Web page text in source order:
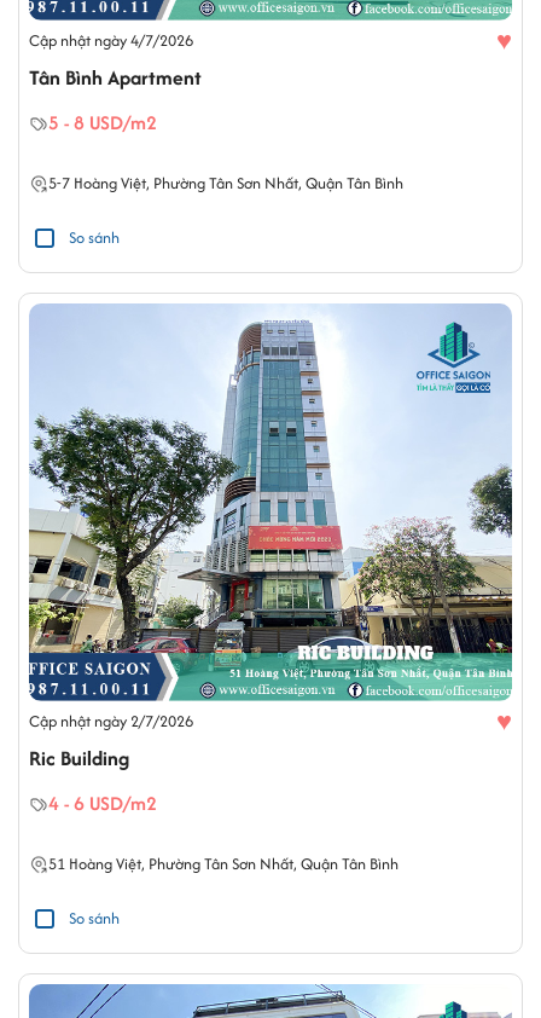
Cập nhật ngày 4/7/2026 ♥
Tân Bình Apartment
5 - 8 USD/m2
5-7 Hoàng Việt, Phường Tân Sơn Nhất, Quận Tân Bình
So sánh
Cập nhật ngày 2/7/2026 ♥
Ric Building
4 - 6 USD/m2
51 Hoàng Việt, Phường Tân Sơn Nhất, Quận Tân Bình
So sánh